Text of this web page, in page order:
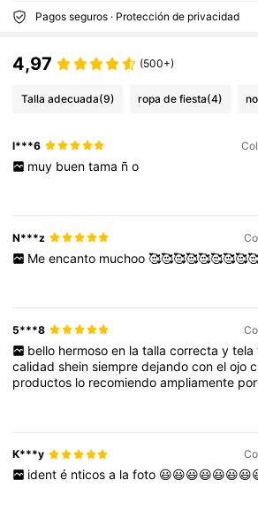
Pagos seguros · Protección de privacidad
4,97 (500+)
Talla adecuada(9) ropa de fiesta(4)
l***6
muy buen tama ñ o
N***z
Me encanto muchoo
5***8
bello hermoso en la talla correcta y tela
calidadsheinsiempredejandoconelojo
productos lo recomiendoampliamente
K***y
ident é nticos a la foto